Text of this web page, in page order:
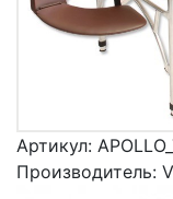
Артикул:
Производитель: